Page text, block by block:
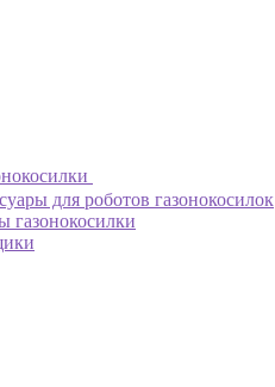
для роботов газонокосилок
газонокосилки